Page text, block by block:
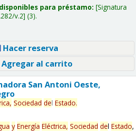
para préstamo: Signatura
v.2 (3).
Hacer reserva
Agregar al carrito
San Antoni Oeste,
Sociedad del Estado.
y Energía Eléctrica, Sociedad del Estado,